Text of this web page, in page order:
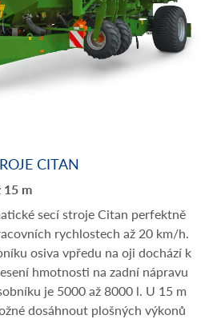
CITAN
15 m
secí stroje Citan perfektně
rychlostech až 20 km/h.
osiva vpředu na oji dochází k
hmotnosti na zadní nápravu
je 5000 až 8000 l. U 15 m
dosáhnout plošných výkonů